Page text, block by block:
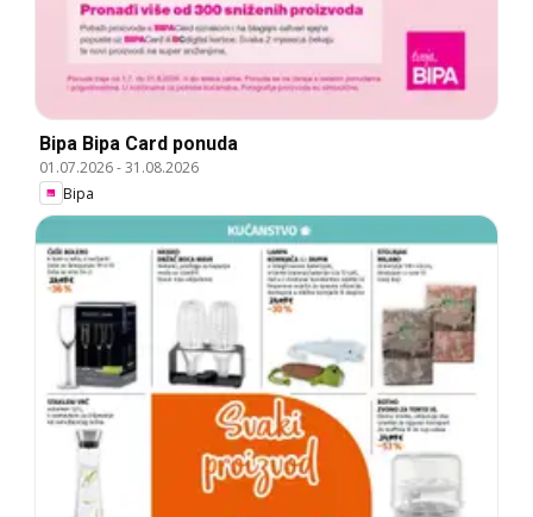
Bipa Bipa Card ponuda
01.07.2026-31.08.2026
Bipa